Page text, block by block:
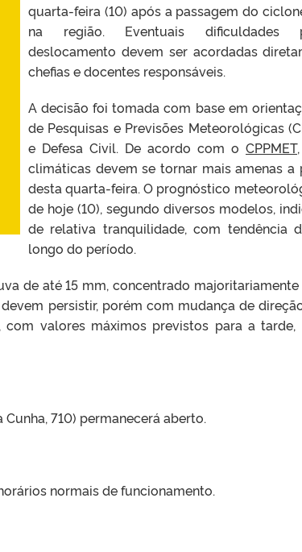
quarta-feira (10) após a passagem do
na região. Eventuais dificuldades
deslocamento devem ser acordadas
chefias e docentes responsáveis.
A decisão foi tomada com base em
de Pesquisas e Previsões Meteorológicas
e Defesa Civil. De acordo com o CPPMET
climáticas devem se tornar mais amenas a
desta quarta-feira. O prognóstico
de hoje (10), segundo diversos modelos,
de relativa tranquilidade, com tendência
longo do período.
de até 15 mm, concentrado
persistir, porém com mudança de
valores máximos previstos para a
710) permanecerá aberto.
normais de funcionamento.